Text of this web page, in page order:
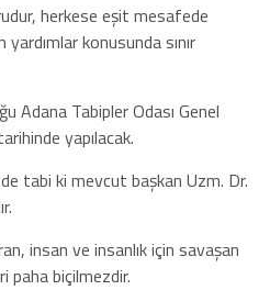
herkese eşit mesafede
konusunda sınır
Adana Tabipler Odası Genel
yapılacak.
tabi ki mevcut başkan Uzm. Dr.
insan ve insanlık için savaşan
paha biçilmezdir.